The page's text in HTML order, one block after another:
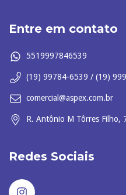
Entre em contato
5519997846539
(19) 99784-6539 / (19)
comercial@aspex.com.br
R. Antônio M Tôrres Filho,
Redes Sociais